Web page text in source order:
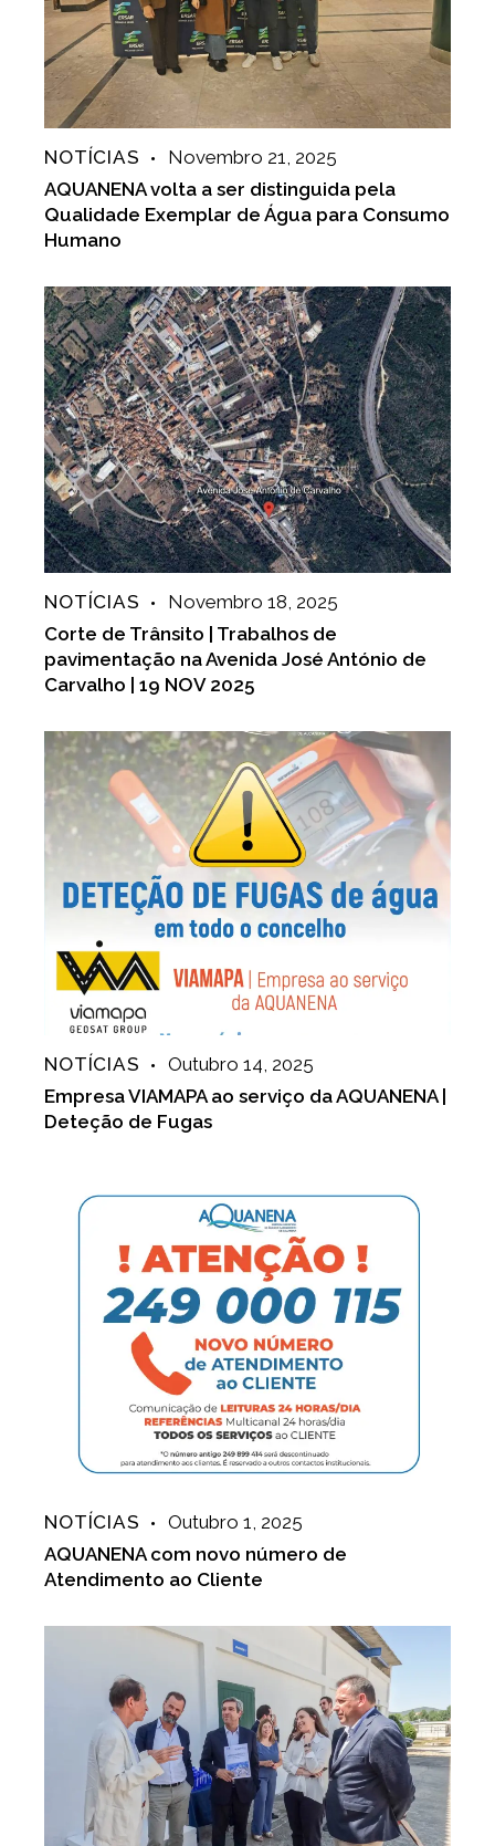
NOTÍCIAS
Novembro 21, 2025
AQUANENA volta a ser distinguida pela
Qualidade Exemplar de Água para Consumo
Humano
NOTÍCIAS
Novembro 18, 2025
Corte de Trânsito | Trabalhos de
pavimentação na Avenida José António de
Carvalho | 19 NOV 2025
NOTÍCIAS
Outubro 14, 2025
Empresa VIAMAPA ao serviço da AQUANENA |
Deteção de Fugas
NOTÍCIAS
Outubro 1, 2025
AQUANENA com novo número de
Atendimento ao Cliente